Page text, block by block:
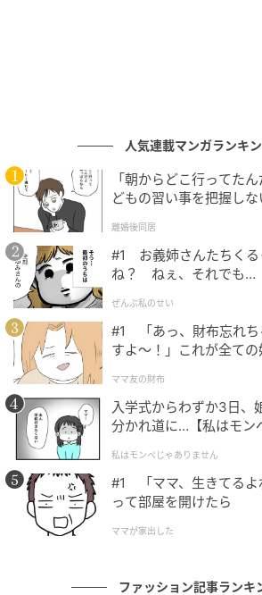
人気連載マンガランキ
「朝からどこ行ってた
どもの習い事を把握しな
離婚後同居
#1 お義姉さんたちくる
ね？ ねぇ、それでも…
ぜんぶ私のせい
#1 「あっ、財布忘れち
すよ〜！」これが全て
ママ友の財布
入学式からわずか3日、
分かれ道に…【私はモン
私はモンペじゃありません
#1 「ママ、生きてるよ
って部屋を開けたら
ママが家出した
ファッション記事ランキ